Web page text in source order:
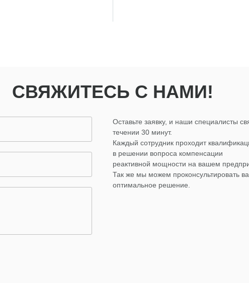
СВЯЖИТЕСЬ С НАМИ!
Оставьте заявку, и наши специалисты
течении 30 минут.
Каждый сотрудник проходит
в решении вопроса компенсации
реактивной мощности на вашем
Так же мы можем проконсультировать
оптимальное решение.